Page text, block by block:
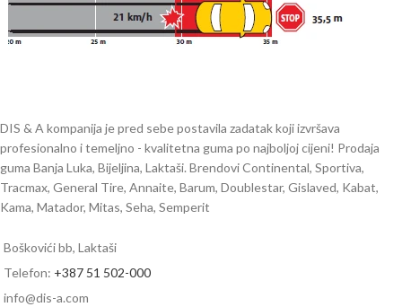
DIS & A kompanija je pred sebe postavila zadatak koji izvršava
profesionalno i temeljno - kvalitetna guma po najboljoj cijeni! Prodaja
guma Banja Luka, Bijeljina, Laktaši. Brendovi Continental, Sportiva,
Tracmax, General Tire, Annaite, Barum, Doublestar, Gislaved, Kabat,
Kama, Matador, Mitas, Seha, Semperit
Boškovići bb, Laktaši
Telefon: +387 51 502-000
info@dis-a.com